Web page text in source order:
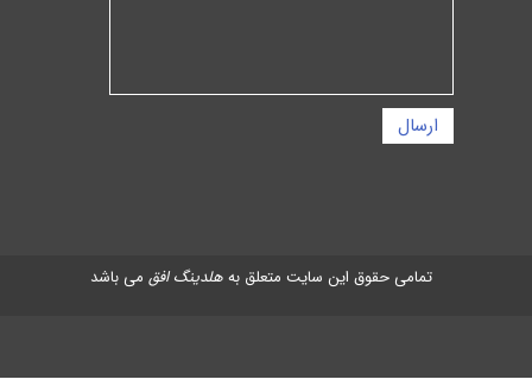
ارسال
تمامی حقوق این سایت متعلق بههلدینگ افق می باشد